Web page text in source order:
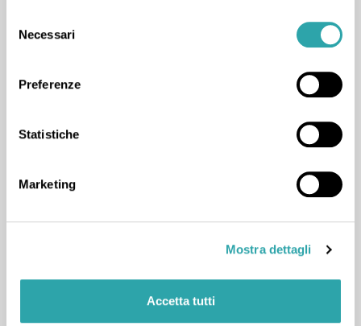
delNecessari
Preferenze
Statistiche
Marketing
Mostra dettagli
Accetta tutti
+1
riferimento. "
Lezione di Matematica